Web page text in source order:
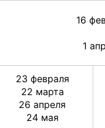
16
1
23 февраля
22 марта
26 апреля
24 мая